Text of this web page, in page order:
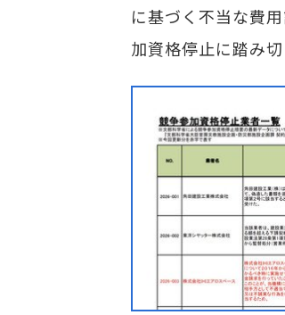
に基づく不当な費
加資格停止に踏み切